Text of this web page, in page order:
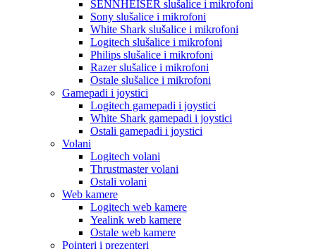
SENNHEISER slušalice i mikrofoni
Sony slušalice i mikrofoni
White Shark slušalice i mikrofoni
Logitech slušalice i mikrofoni
Philips slušalice i mikrofoni
Razer slušalice i mikrofoni
Ostale slušalice i mikrofoni
Gamepadi i joystici
Logitech gamepadi i joystici
White Shark gamepadi i joystici
Ostali gamepadi i joystici
Volani
Logitech volani
Thrustmaster volani
Ostali volani
Web kamere
Logitech web kamere
Yealink web kamere
Ostale web kamere
Pointeri i prezenteri